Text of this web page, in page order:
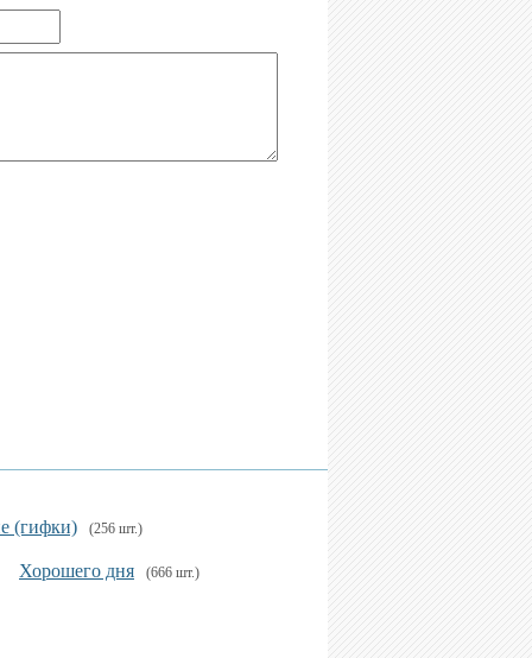
(гифки) (256 шт.)
Хорошего дня (666 шт.)